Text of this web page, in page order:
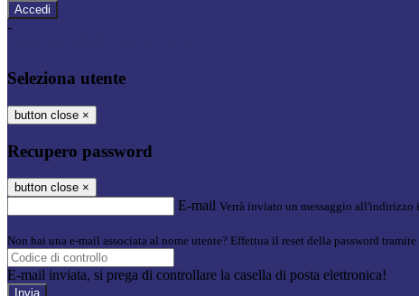
-
Seleziona utente
button close ×
Recupero password
button close ×
E-mail Verrà inviato un messaggio all'indirizzo
Non hai una e-mail associata al nome utente? Effettua il reset della password tramite
E-mail inviata, si prega di controllare la casella di posta elettronica!